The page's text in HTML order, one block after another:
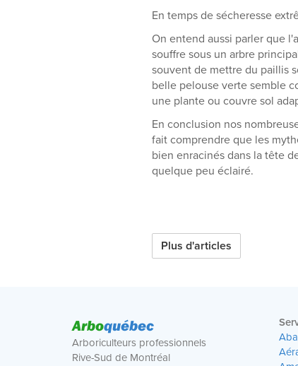
En temps de sécheresse
On entend aussi parler que
souffre sous un arbre
souvent de mettre du paillis
belle pelouse verte semble
une plante ou couvre sol
En conclusion nos
fait comprendre que les
bien enracinés dans la tête
quelque peu éclairé.
Plus d'articles
Arboquébec
Arboriculteurs professionnels
Rive-Sud de Montréal